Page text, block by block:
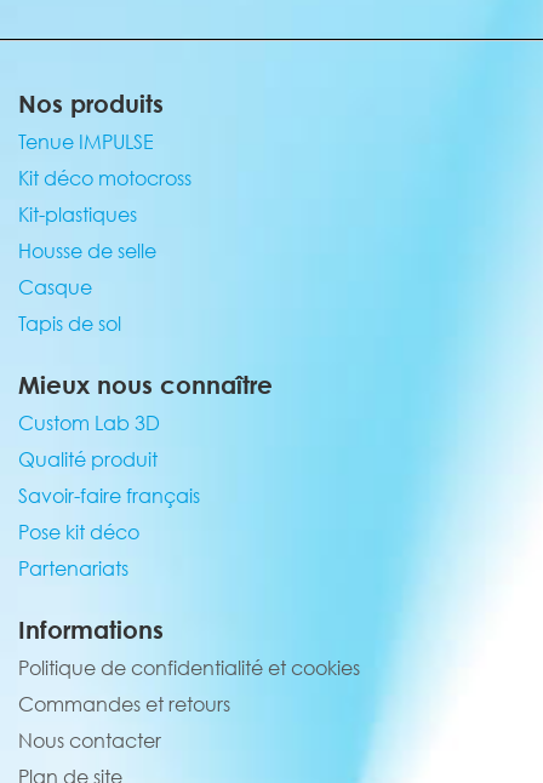
Nos produits
Tenue IMPULSE
Kit déco motocross
Kit-plastiques
Housse de selle
Casque
Tapis de sol
Mieux nous connaître
Custom Lab 3D
Qualité produit
Savoir-faire français
Pose kit déco
Partenariats
Informations
Politique de confidentialité et cookies
Commandes et retours
Nous contacter
Plan de site